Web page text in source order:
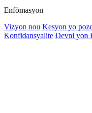
Enfòmasyon
Vizyon nou Kesyon yo
Konfidansyalite Devni yon